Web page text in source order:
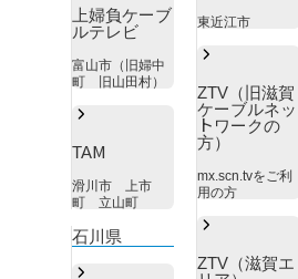
上婦負ケーブ
ルテレビ
富山市（旧婦中
町 旧山田村）
TAM
滑川市 上市
町 立山町
石川県
東近江市
ZTV（旧滋賀
ケーブルネッ
トワークの
方）
mx.scn.tvをご利
用の方
ZTV（滋賀エ